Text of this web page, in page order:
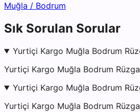
Muğla / Bodrum
Sık Sorulan Sorular
Yurtiçi Kargo Muğla Bodrum
Yurtiçi Kargo Muğla Bodrum
Yurtiçi Kargo Muğla Bodrum
Yurtiçi Kargo Muğla Bodrum